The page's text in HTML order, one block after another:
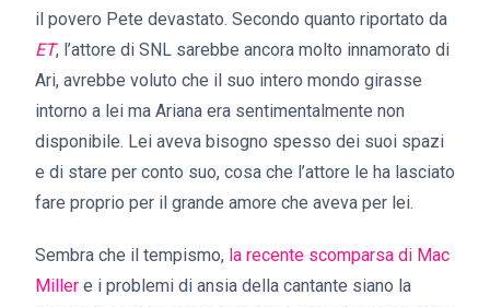
il povero Pete devastato. Secondo quanto riportato da
ET, l’attore di SNL sarebbe ancora molto innamorato di
Ari, avrebbe voluto che il suo intero mondo girasse
intorno a lei ma Ariana era sentimentalmente non
disponibile. Lei aveva bisogno spesso dei suoi spazi
e di stare per conto suo, cosa che l’attore le ha lasciato
fare proprio per il grande amore che aveva per lei.
Sembra che il tempismo, la recente scomparsa di Mac
Miller e i problemi di ansia della cantante siano la